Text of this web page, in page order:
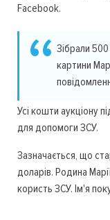
Facebook.
Зібрали
картини
Усі кошти аукціону
для допомоги ЗСУ.
Зазначається, що
доларів. Родина
користь ЗСУ. Ім'я